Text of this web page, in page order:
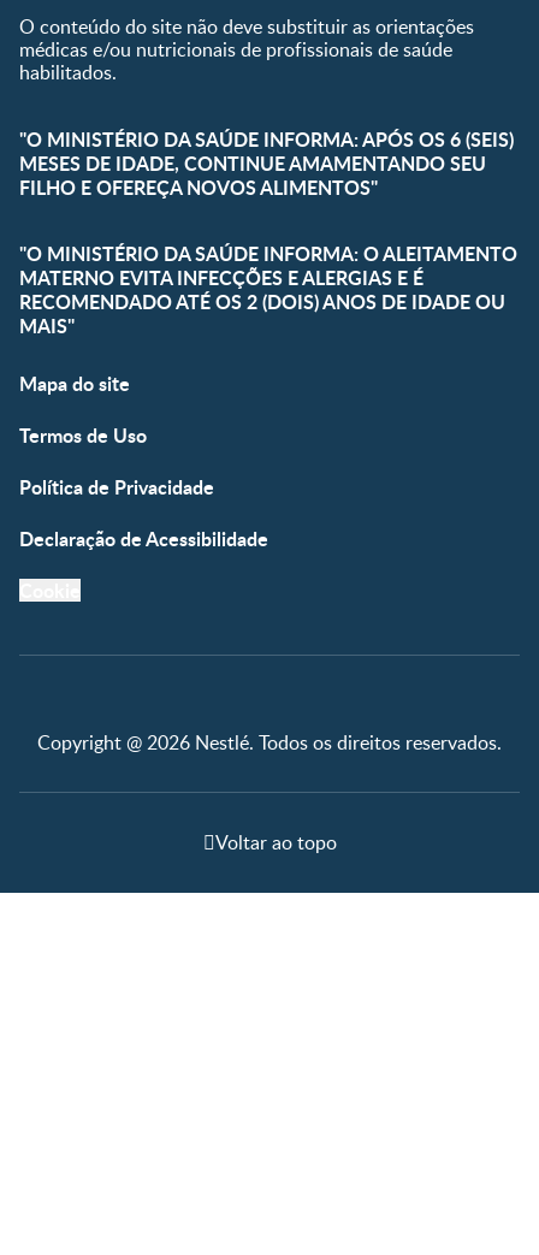
O conteúdo do site não deve substituir as orientações
médicas e/ou nutricionais de profissionais de saúde
habilitados.
"O MINISTÉRIO DA SAÚDE INFORMA: APÓS OS 6 (SEIS)
MESES DE IDADE, CONTINUE AMAMENTANDO SEU
FILHO E OFEREÇA NOVOS ALIMENTOS"
"O MINISTÉRIO DA SAÚDE INFORMA: O ALEITAMENTO
MATERNO EVITA INFECÇÕES E ALERGIAS E É
RECOMENDADO ATÉ OS 2 (DOIS) ANOS DE IDADE OU
MAIS"
Mapa do site
Termos de Uso
Política de Privacidade
Declaração de Acessibilidade
Copyright @ 2026 Nestlé. Todos os direitos reservados.
Voltar ao topo